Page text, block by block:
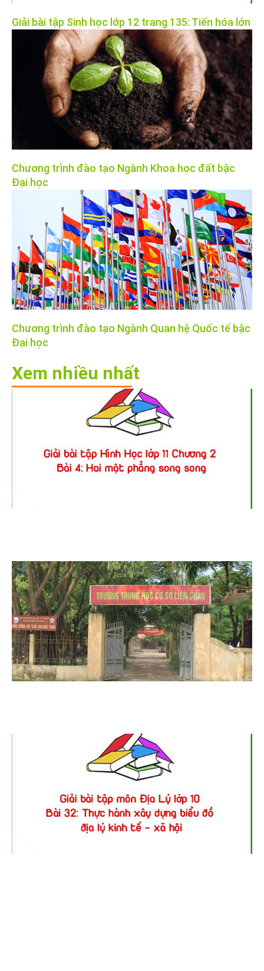
Giải bài tập Sinh học lớp 12 trang 135: Tiến hóa lớn
Chương trình đào tạo Ngành Khoa học đất bậc
Đại học
Chương trình đào tạo Ngành Quan hệ Quốc tế bậc
Đại học
Xem nhiều nhất